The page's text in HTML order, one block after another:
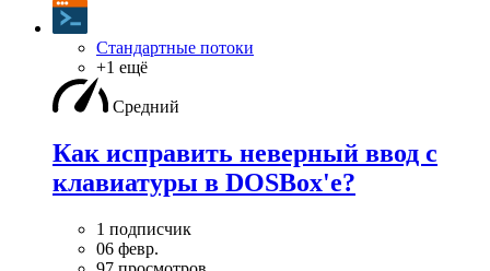
Стандартные потоки
+1 ещё
Средний
Как исправить неверный ввод с
клавиатуры в DOSBox'е?
1 подписчик
06 февр.